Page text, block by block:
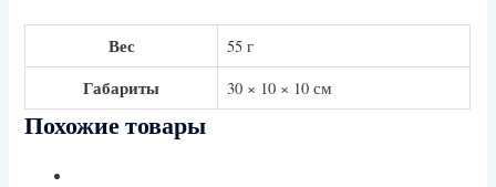
Вес 55 г
Габариты 30 × 10 × 10 см
Похожие товары